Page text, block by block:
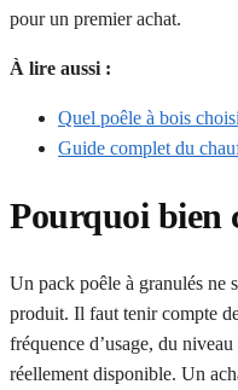
pour un premier achat.
À lire aussi :
Quel poêle à bois
Guide complet du
Pourquoi bien
Un pack poêle à granulés ne
produit. Il faut tenir compte
fréquence d’usage, du
réellement disponible. Un